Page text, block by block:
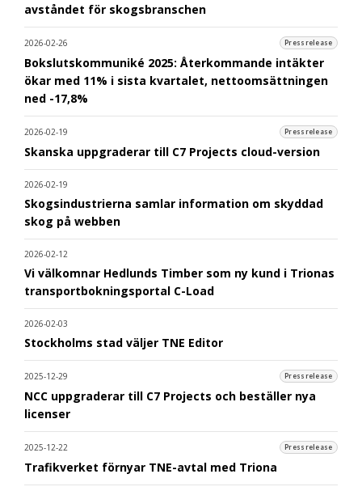
avståndet för skogsbranschen
2026-02-26 Pressrelease
Bokslutskommuniké 2025: Återkommande intäkter
ökar med 11% i sista kvartalet, nettoomsättningen
ned -17,8%
2026-02-19 Pressrelease
Skanska uppgraderar till C7 Projects cloud-version
2026-02-19
Skogsindustrierna samlar information om skyddad
skog på webben
2026-02-12
Vi välkomnar Hedlunds Timber som ny kund i Trionas
transportbokningsportal C-Load
2026-02-03
Stockholms stad väljer TNE Editor
2025-12-29 Pressrelease
NCC uppgraderar till C7 Projects och beställer nya
licenser
2025-12-22 Pressrelease
Trafikverket förnyar TNE-avtal med Triona